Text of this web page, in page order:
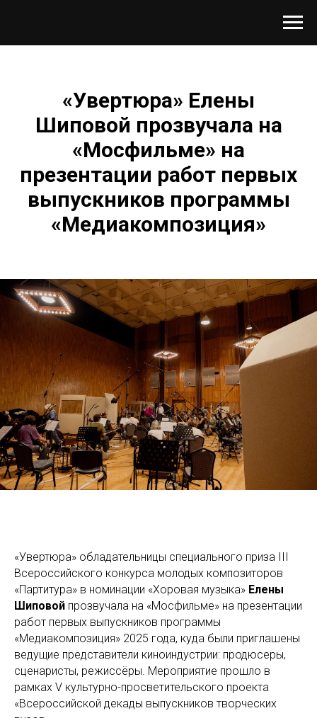
«Увертюра» Елены
Шиповой прозвучала на
«Мосфильме» на
презентации работ первых
выпускников программы
«Медиакомпозиция»
«Увертюра» обладательницы специального приза III
Всероссийского конкурса молодых композиторов
«Партитура» в номинации «Хоровая музыка» Елены
Шиповой прозвучала на «Мосфильме» на презентации
работ первых выпускников программы
«Медиакомпозиция» 2025 года, куда были приглашены
ведущие представители киноиндустрии: продюсеры,
сценаристы, режиссёры. Мероприятие прошло в
рамках V культурно-просветительского проекта
«Всероссийской декады выпускников творческих